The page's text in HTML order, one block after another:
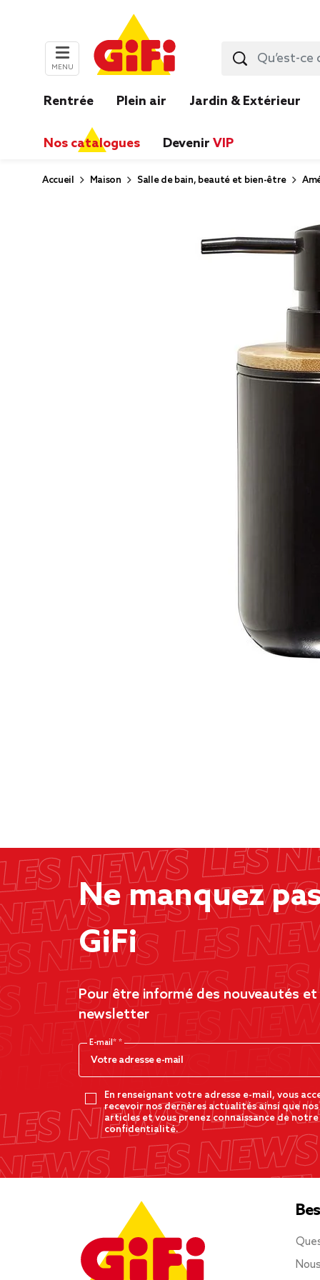
MENU
Rentrée Plein air Jardin & Extérieur
Nos catalogues Devenir VIP
Accueil Maison Salle de bain, beauté et bien-être
Ne manquez
GiFi
Pour être informé des nouveautés
newsletter
E-mail*
En renseignant votre adresse e-mail, vous
recevoir nos dernères actualités ainsi que
articles et vous prenez connaissance de
confidentialité.